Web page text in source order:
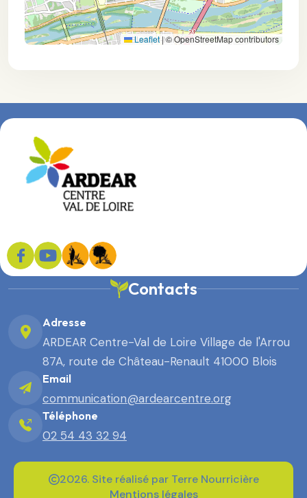
Leaflet |© OpenStreetMap contributors
Contacts
Adresse
ARDEAR Centre-Val de Loire Village de l'Arrou
87A, route de Château-Renault 41000 Blois
Email
communication@ardearcentre.org
Téléphone
02 54 43 32 94
2026. Site réalisé par Terre Nourricière
Mentions légales